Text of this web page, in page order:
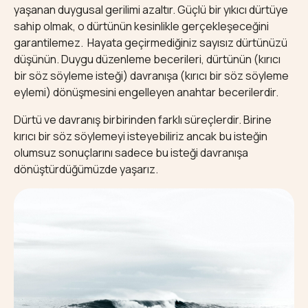
yaşanan duygusal gerilimi azaltır. Güçlü bir yıkıcı dürtüye
sahip olmak, o dürtünün kesinlikle gerçekleşeceğini
garantilemez. Hayata geçirmediğiniz sayısız dürtünüzü
düşünün. Duygu düzenleme becerileri, dürtünün (kırıcı
bir söz söyleme isteği) davranışa (kırıcı bir söz söyleme
eylemi) dönüşmesini engelleyen anahtar becerilerdir.
Dürtü ve davranış birbirinden farklı süreçlerdir. Birine
kırıcı bir söz söylemeyi isteyebiliriz ancak bu isteğin
olumsuz sonuçlarını sadece bu isteği davranışa
dönüştürdüğümüzde yaşarız.